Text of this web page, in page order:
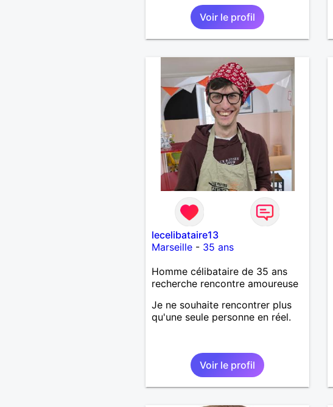
Voir le profil
lecelibataire13
Marseille- 35 ans
Homme célibataire de 35 ans
recherche rencontre amoureuse
Je ne souhaite rencontrer plus
qu'une seule personne en réel.
Voir le profil